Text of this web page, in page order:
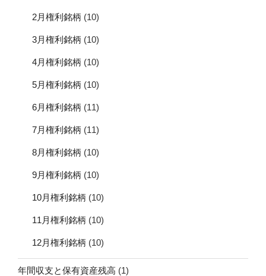
2月権利銘柄 (10)
3月権利銘柄 (10)
4月権利銘柄 (10)
5月権利銘柄 (10)
6月権利銘柄 (11)
7月権利銘柄 (11)
8月権利銘柄 (10)
9月権利銘柄 (10)
10月権利銘柄 (10)
11月権利銘柄 (10)
12月権利銘柄 (10)
年間収支と保有資産残高 (1)